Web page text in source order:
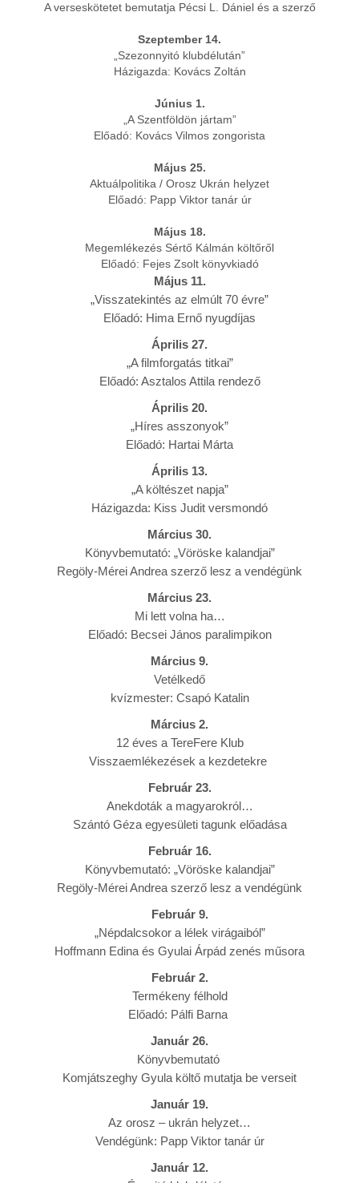
A verseskötetet bemutatja Pécsi L. Dániel és a szerző
Szeptember 14.
„Szezonnyitó klubdélután”
Házigazda: Kovács Zoltán
Június 1.
„A Szentföldön jártam”
Előadó: Kovács Vilmos zongorista
Május 25.
Aktuálpolitika / Orosz Ukrán helyzet
Előadó: Papp Viktor tanár úr
Május 18.
Megemlékezés Sértő Kálmán költőről
Előadó: Fejes Zsolt könyvkiadó
Május 11.
„Visszatekintés az elmúlt 70 évre”
Előadó: Hima Ernő nyugdíjas
Április 27.
„A filmforgatás titkai”
Előadó: Asztalos Attila rendező
Április 20.
„Híres asszonyok”
Előadó: Hartai Márta
Április 13.
„A költészet napja”
Házigazda: Kiss Judit versmondó
Március 30.
Könyvbemutató: „Vöröske kalandjai”
Regöly-Mérei Andrea szerző lesz a vendégünk
Március 23.
Mi lett volna ha…
Előadó: Becsei János paralimpikon
Március 9.
Vetélkedő
kvízmester: Csapó Katalin
Március 2.
12 éves a TereFere Klub
Visszaemlékezések a kezdetekre
Február 23.
Anekdoták a magyarokról…
Szántó Géza egyesületi tagunk előadása
Február 16.
Könyvbemutató: „Vöröske kalandjai”
Regöly-Mérei Andrea szerző lesz a vendégünk
Február 9.
„Népdalcsokor a lélek virágaiból”
Hoffmann Edina és Gyulai Árpád zenés műsora
Február 2.
Termékeny félhold
Előadó: Pálfi Barna
Január 26.
Könyvbemutató
Komjátszeghy Gyula költő mutatja be verseit
Január 19.
Az orosz – ukrán helyzet…
Vendégünk: Papp Viktor tanár úr
Január 12.